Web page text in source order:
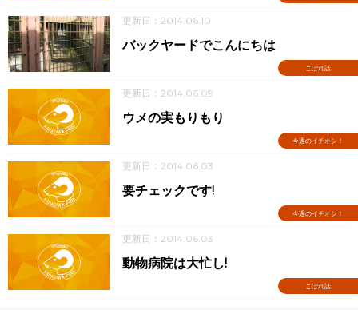
更新日：2014.06.10
こぼれ話
バックヤードでこんにちは
更新日：2014.06.09
今週のイチオシ！
ウメの実もりもり
更新日：2014.06.03
今週のイチオシ！
要チェックです!
更新日：2014.06.03
こぼれ話
動物病院は大忙し!